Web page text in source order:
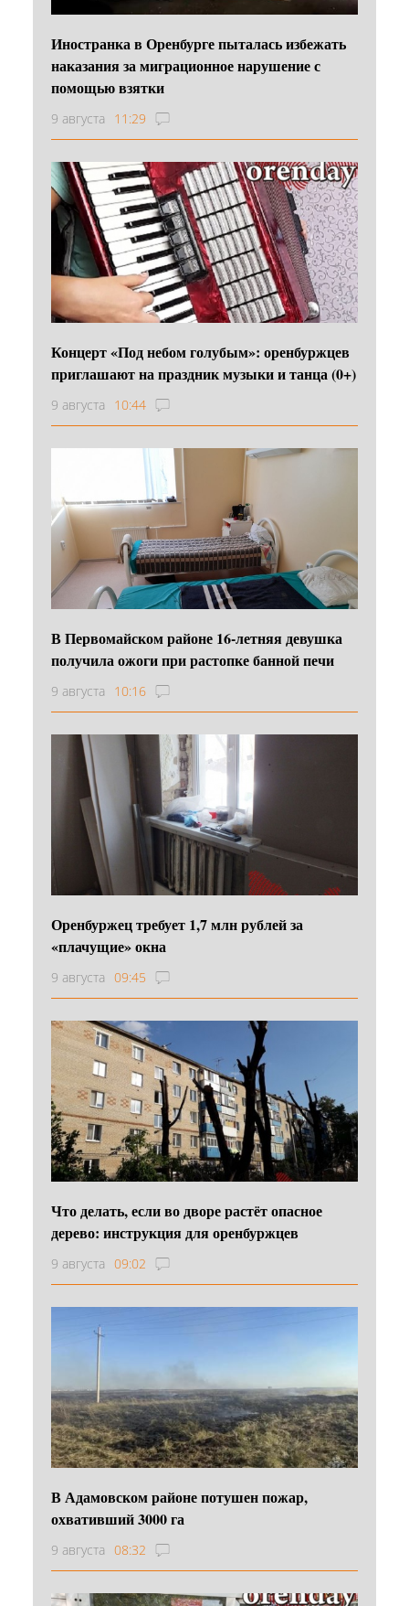
Иностранка в Оренбурге пыталась избежать
наказания за миграционное нарушение с
помощью взятки
9 августа 11:29
Концерт «Под небом голубым»: оренбуржцев
приглашают на праздник музыки и танца (0+)
9 августа 10:44
В Первомайском районе 16‑летняя девушка
получила ожоги при растопке банной печи
9 августа 10:16
Оренбуржец требует 1,7 млн рублей за
«плачущие» окна
9 августа 09:45
Что делать, если во дворе растёт опасное
дерево: инструкция для оренбуржцев
9 августа 09:02
В Адамовском районе потушен пожар,
охвативший 3000 га
9 августа 08:32